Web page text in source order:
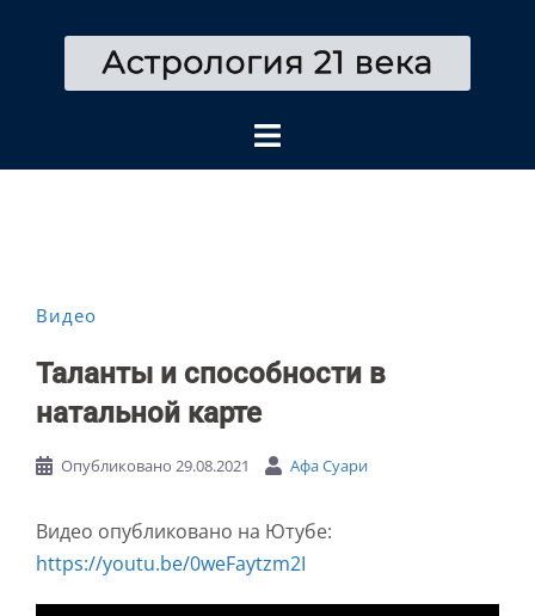
содержимому
Видео
Таланты и способности в
натальной карте
Опубликовано 29.08.2021 Афа Суари
Видео опубликовано на Ютубе:
https://youtu.be/0weFaytzm2I